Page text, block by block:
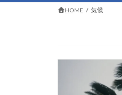
プ
動
HOME 気候